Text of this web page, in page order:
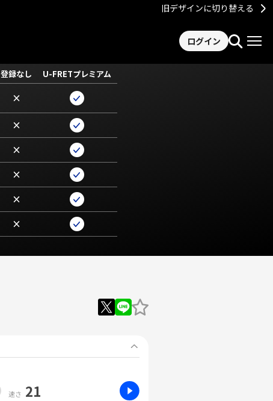
旧デザインに切り替える
ログイン
登録なし
U-FRETプレミアム
×
×
×
×
×
×
速さ 21